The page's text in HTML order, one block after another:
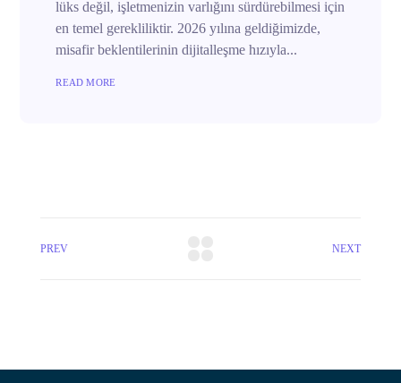
lüks değil, işletmenizin varlığını sürdürebilmesi için
en temel gerekliliktir. 2026 yılına geldiğimizde,
misafir beklentilerinin dijitalleşme hızıyla...
READ MORE
PREV NEXT